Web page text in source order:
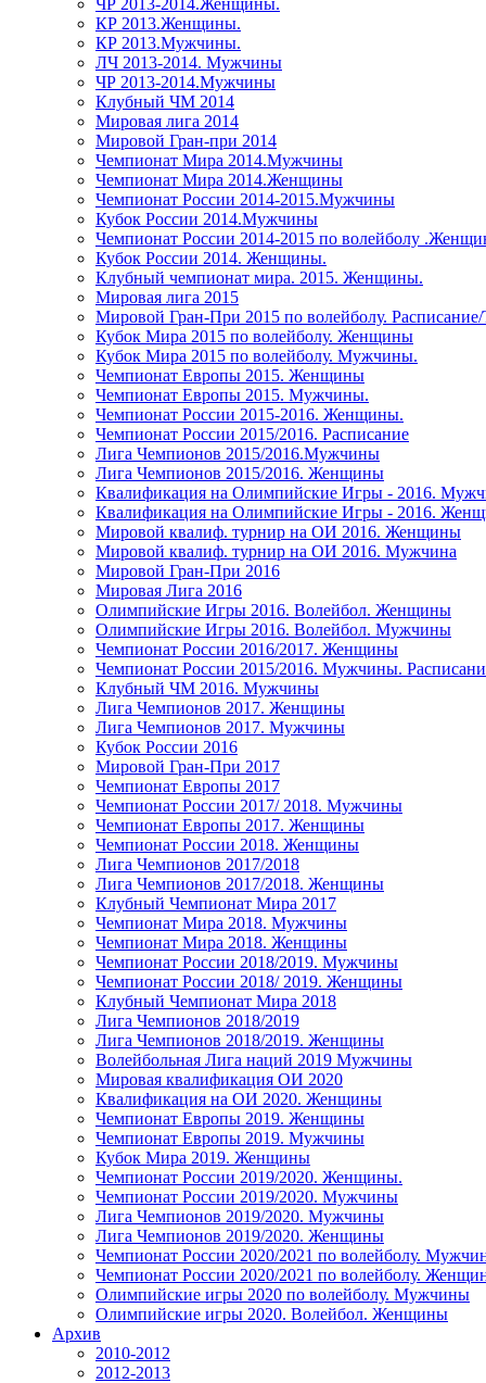
ЧР 2013-2014.Женщины.
КР 2013.Женщины.
КР 2013.Мужчины.
ЛЧ 2013-2014. Мужчины
ЧР 2013-2014.Мужчины
Клубный ЧМ 2014
Мировая лига 2014
Мировой Гран-при 2014
Чемпионат Мира 2014.Мужчины
Чемпионат Мира 2014.Женщины
Чемпионат России 2014-2015.Мужчины
Кубок России 2014.Мужчины
Чемпионат России 2014-2015 по волейболу
Кубок России 2014. Женщины.
Клубный чемпионат мира. 2015. Женщины.
Мировая лига 2015
Мировой Гран-При 2015 по волейболу.
Кубок Мира 2015 по волейболу. Женщины
Кубок Мира 2015 по волейболу. Мужчины.
Чемпионат Европы 2015. Женщины
Чемпионат Европы 2015. Мужчины.
Чемпионат России 2015-2016. Женщины.
Чемпионат России 2015/2016. Расписание
Лига Чемпионов 2015/2016.Мужчины
Лига Чемпионов 2015/2016. Женщины
Квалификация на Олимпийские Игры - 2016.
Квалификация на Олимпийские Игры - 2016.
Мировой квалиф. турнир на ОИ 2016. Женщины
Мировой квалиф. турнир на ОИ 2016. Мужчина
Мировой Гран-При 2016
Мировая Лига 2016
Олимпийские Игры 2016. Волейбол. Женщины
Олимпийские Игры 2016. Волейбол. Мужчины
Чемпионат России 2016/2017. Женщины
Чемпионат России 2015/2016. Мужчины.
Клубный ЧМ 2016. Мужчины
Лига Чемпионов 2017. Женщины
Лига Чемпионов 2017. Мужчины
Кубок России 2016
Мировой Гран-При 2017
Чемпионат Европы 2017
Чемпионат России 2017/ 2018. Мужчины
Чемпионат Европы 2017. Женщины
Чемпионат России 2018. Женщины
Лига Чемпионов 2017/2018
Лига Чемпионов 2017/2018. Женщины
Клубный Чемпионат Мира 2017
Чемпионат Мира 2018. Мужчины
Чемпионат Мира 2018. Женщины
Чемпионат России 2018/2019. Мужчины
Чемпионат России 2018/ 2019. Женщины
Клубный Чемпионат Мира 2018
Лига Чемпионов 2018/2019
Лига Чемпионов 2018/2019. Женщины
Волейбольная Лига наций 2019 Мужчины
Мировая квалификация ОИ 2020
Квалификация на ОИ 2020. Женщины
Чемпионат Европы 2019. Женщины
Чемпионат Европы 2019. Мужчины
Кубок Мира 2019. Женщины
Чемпионат России 2019/2020. Женщины.
Чемпионат России 2019/2020. Мужчины
Лига Чемпионов 2019/2020. Мужчины
Лига Чемпионов 2019/2020. Женщины
Чемпионат России 2020/2021 по волейболу.
Чемпионат России 2020/2021 по волейболу.
Олимпийские игры 2020 по волейболу. Мужчины
Олимпийские игры 2020. Волейбол. Женщины
Архив
2010-2012
2012-2013